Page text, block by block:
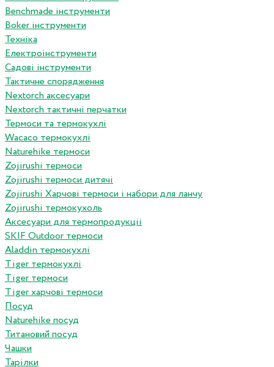
Benchmade інструменти
Boker інструменти
Техніка
Електроінструменти
Садові інструменти
Тактичне спорядження
Nextorch аксесуари
Nextorch тактичні перчатки
Термоси та термокухлі
Wacaco термокухлі
Naturehike термоси
Zojirushi термоси
Zojirushi термоси дитячі
Zojirushi Харчові термоси і набори для ланчу
Zojirushi термокухоль
Аксесуари для термопродукціі
SKIF Outdoor термоси
Aladdin термокухлі
Tiger термокухлі
Tiger термоси
Tiger харчові термоси
Посуд
Naturehike посуд
Титановий посуд
Чашки
Тарілки